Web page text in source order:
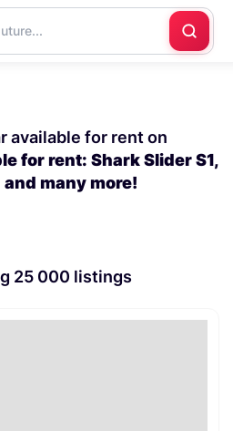
available for rent on
for rent: Shark Slider S1,
and many more!
25 000 listings